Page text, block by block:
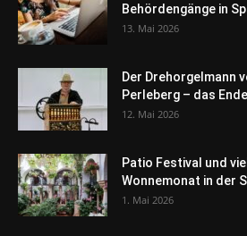
Behördengänge in
13. Mai 2026
Der Drehorgelmann
Perleberg – das
12. Mai 2026
Patio Festival und
Wonnemonat in der
1. Mai 2026